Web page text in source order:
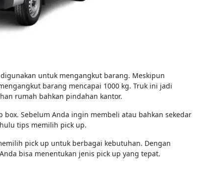
untuk mengangkut barang. Meskipun
barang mencapai 1000 kg. Truk ini jadi
rumah bahkan pindahan kantor.
Sebelum Anda ingin membeli atau bahkan sekedar
tips memilih pick up.
pick up untuk berbagai kebutuhan. Dengan
bisa menentukan jenis pick up yang tepat.